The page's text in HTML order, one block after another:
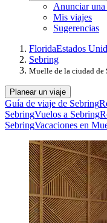
Anunciar una
Mis viajes
Sugerencias
FloridaEstados
Sebring
Muelle de la ciudad de
Planear un viaje
Guía de viaje de Sebring
SebringVuelos a Sebring
SebringVacaciones en